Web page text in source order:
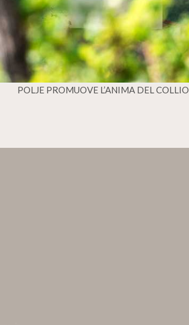
POLJE PROMUOVE L’ANIMA DEL COLLIO